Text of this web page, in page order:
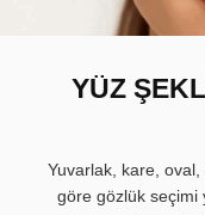
YÜZ
Yuvarlak, kare,
göre gözlük seçimi